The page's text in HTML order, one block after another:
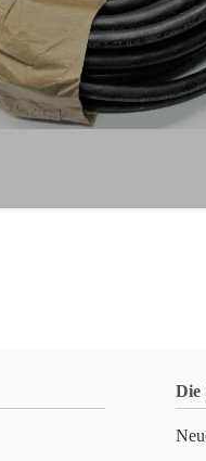
Die